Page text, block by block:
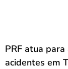
PRF atua
acidentes em